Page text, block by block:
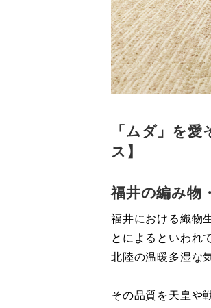
「ムダ」を
ス】
福井の編み物
福井における織物
とによるといわれ
北陸の温暖多湿な
その品質を天皇や